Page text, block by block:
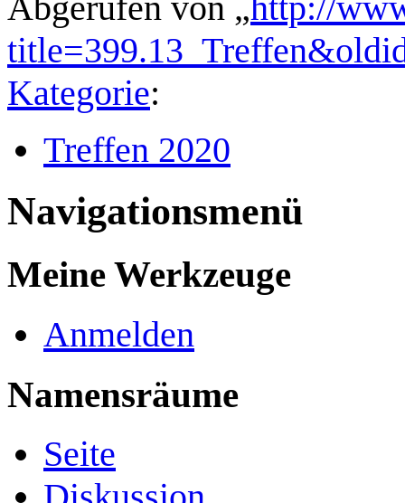
Kategorie:
Treffen 2020
Navigationsmenü
Meine Werkzeuge
Anmelden
Namensräume
Seite